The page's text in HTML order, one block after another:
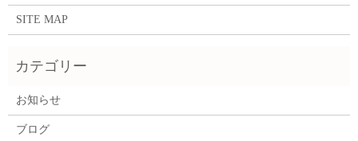
SITE MAP
お知らせ
ブログ